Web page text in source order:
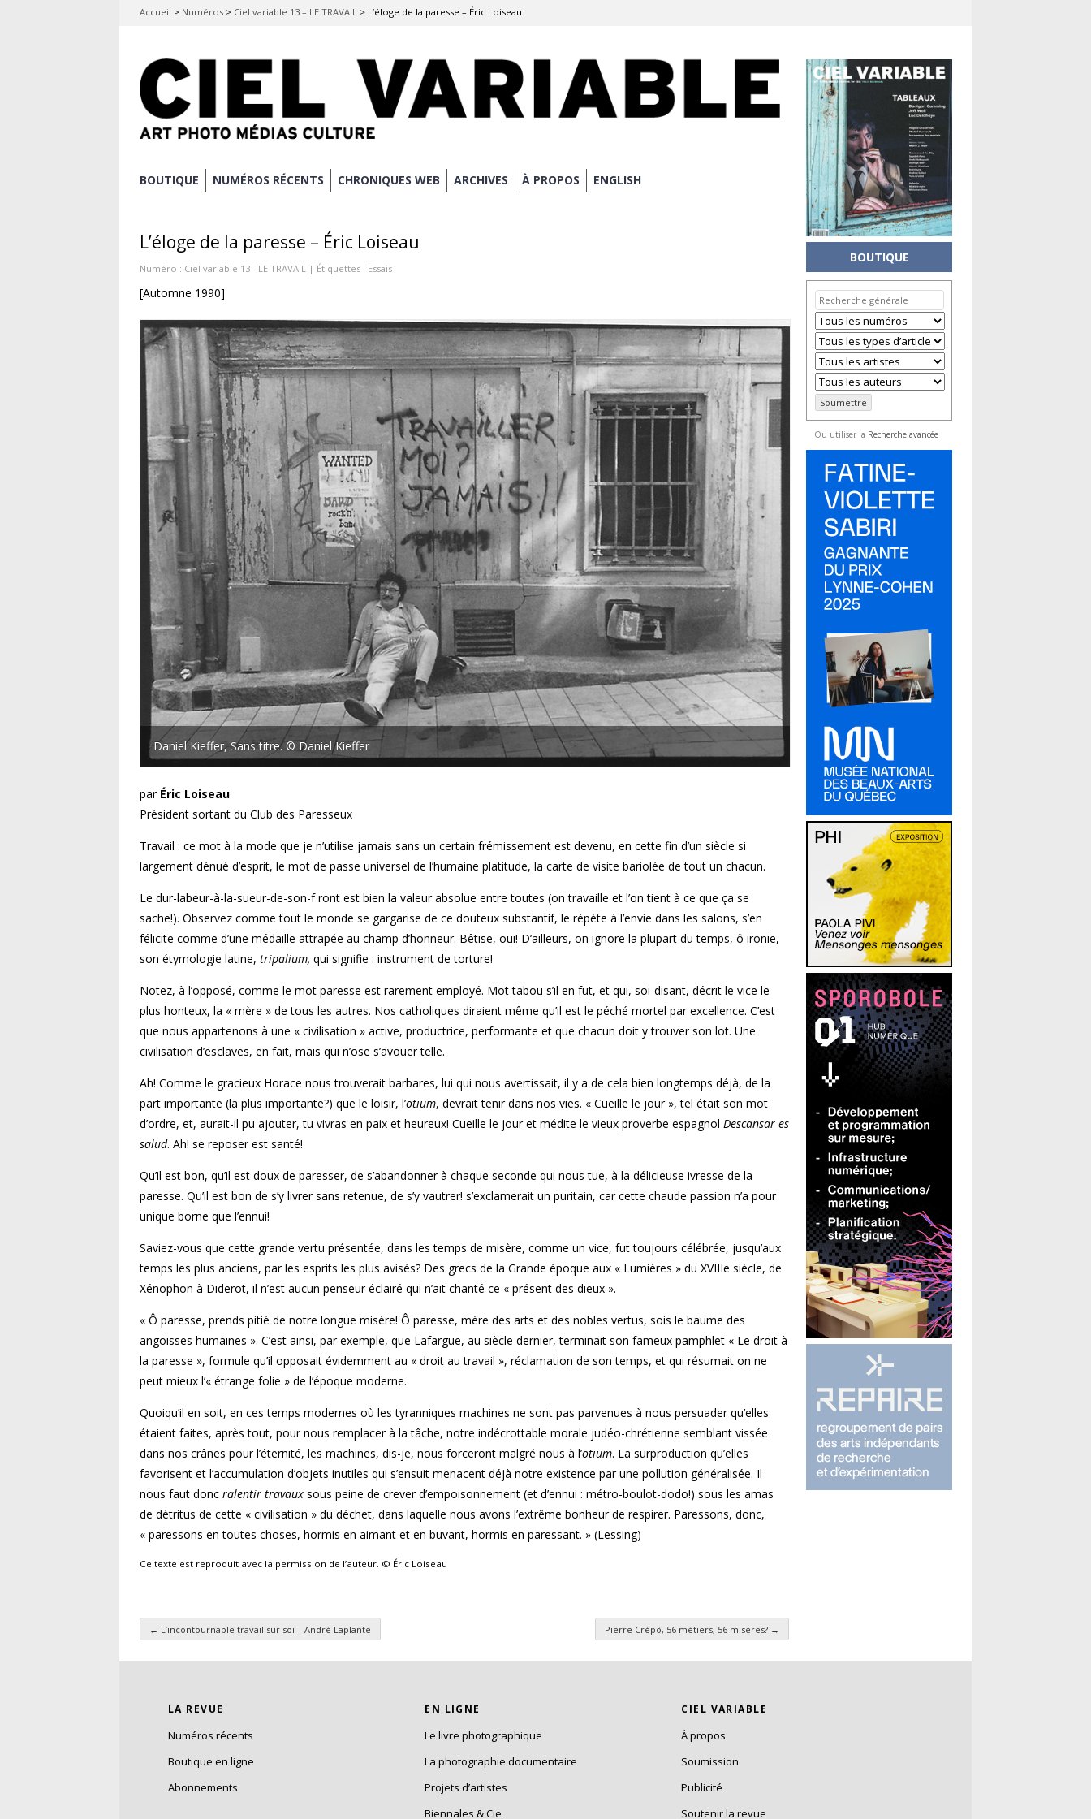
Accueil > Numéros > Ciel variable 13 – LE TRAVAIL > L’éloge de la paresse – Éric Loiseau
Aller
principal
BOUTIQUE NUMÉROS RÉCENTS CHRONIQUES WEB ARCHIVES À PROPOS ENGLISH
L’éloge de la paresse – Éric Loiseau
Numéro : Ciel variable 13 - LE TRAVAIL | Étiquettes : Essais
[Automne 1990]
Daniel Kieffer, Sans titre. © Daniel Kieffer
par Éric Loiseau
Président sortant du Club des Paresseux
Travail : ce mot à la mode que je n’utilise jamais sans un certain frémissement est devenu, en cette fin d’un siècle si
largement dénué d’esprit, le mot de passe universel de l’humaine platitude, la carte de visite bariolée de tout un chacun.
Le dur-labeur-à-la-sueur-de-son-f ront est bien la valeur absolue entre toutes (on travaille et l’on tient à ce que ça se
sache!). Observez comme tout le monde se gargarise de ce douteux substantif, le répète à l’envie dans les salons, s’en
félicite comme d’une médaille attrapée au champ d’honneur. Bêtise, oui! D’ailleurs, on ignore la plupart du temps, ô ironie,
son étymologie latine, tripalium, qui signifie : instrument de torture!
Notez, à l’opposé, comme le mot paresse est rarement employé. Mot tabou s’il en fut, et qui, soi-disant, décrit le vice le
plus honteux, la « mère » de tous les autres. Nos catholiques diraient même qu’il est le péché mortel par excellence. C’est
que nous appartenons à une « civilisation » active, productrice, performante et que chacun doit y trouver son lot. Une
civilisation d’esclaves, en fait, mais qui n’ose s’avouer telle.
Ah! Comme le gracieux Horace nous trouverait barbares, lui qui nous avertissait, il y a de cela bien longtemps déjà, de la
part importante (la plus importante?) que le loisir, l’otium, devrait tenir dans nos vies. « Cueille le jour », tel était son mot
d’ordre, et, aurait-il pu ajouter, tu vivras en paix et heureux! Cueille le jour et médite le vieux proverbe espagnol Descansar es
salud. Ah! se reposer est santé!
Qu’il est bon, qu’il est doux de paresser, de s’abandonner à chaque seconde qui nous tue, à la délicieuse ivresse de la
paresse. Qu’il est bon de s’y livrer sans retenue, de s’y vautrer! s’exclamerait un puritain, car cette chaude passion n’a pour
unique borne que l’ennui!
Saviez-vous que cette grande vertu présentée, dans les temps de misère, comme un vice, fut toujours célébrée, jusqu’aux
temps les plus anciens, par les esprits les plus avisés? Des grecs de la Grande époque aux « Lumières » du XVIIIe siècle, de
Xénophon à Diderot, il n’est aucun penseur éclairé qui n’ait chanté ce « présent des dieux ».
« Ô paresse, prends pitié de notre longue misère! Ô paresse, mère des arts et des nobles vertus, sois le baume des
angoisses humaines ». C’est ainsi, par exemple, que Lafargue, au siècle dernier, terminait son fameux pamphlet « Le droit à
la paresse », formule qu’il opposait évidemment au « droit au travail », réclamation de son temps, et qui résumait on ne
peut mieux l’« étrange folie » de l’époque moderne.
Quoiqu’il en soit, en ces temps modernes où les tyranniques machines ne sont pas parvenues à nous persuader qu’elles
étaient faites, après tout, pour nous remplacer à la tâche, notre indécrottable morale judéo-chrétienne semblant vissée
dans nos crânes pour l’éternité, les machines, dis-je, nous forceront malgré nous à l’otium. La surproduction qu’elles
favorisent et l’accumulation d’objets inutiles qui s’ensuit menacent déjà notre existence par une pollution généralisée. Il
nous faut donc ralentir travaux sous peine de crever d’empoisonnement (et d’ennui : métro-boulot-dodo!) sous les amas
de détritus de cette « civilisation » du déchet, dans laquelle nous avons l’extrême bonheur de respirer. Paressons, donc,
« paressons en toutes choses, hormis en aimant et en buvant, hormis en paressant. » (Lessing)
Ce texte est reproduit avec la permission de l’auteur. © Éric Loiseau
← L’incontournable travail sur soi – André Laplante Pierre Crépô, 56 métiers, 56 misères? →
BOUTIQUE
Ou utiliser la Recherche avancée
LA REVUE
Numéros récents
Boutique en ligne
Abonnements
EN LIGNE
Le livre photographique
La photographie documentaire
Projets d’artistes
Biennales & Cie
CIEL VARIABLE
À propos
Soumission
Publicité
Soutenir la revue